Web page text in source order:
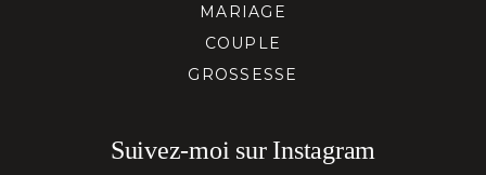
MARIAGE
COUPLE
GROSSESSE
Suivez-moi sur Instagram